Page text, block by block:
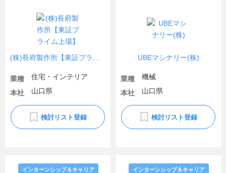
業種
住宅・インテリア
本社
山口県
検討リスト登録
UBEマシナリー(株)
業種
機械
本社
山口県
検討リスト登録
インターンシップ＆キャリア インターンシップ＆キャリア